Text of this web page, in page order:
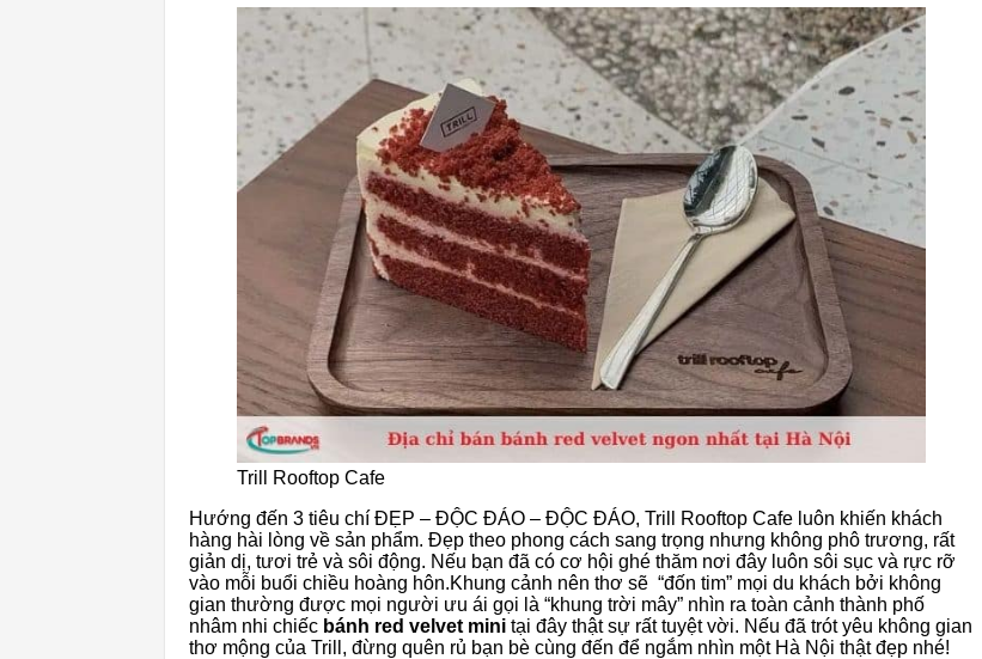
Trill Rooftop Cafe
Hướng đến 3 tiêu chí ĐẸP – ĐỘC ĐÁO – ĐỘC ĐÁO, Trill Rooftop Cafe luôn khiến khách
hàng hài lòng về sản phẩm. Đẹp theo phong cách sang trọng nhưng không phô trương, rất
giản dị, tươi trẻ và sôi động. Nếu bạn đã có cơ hội ghé thăm nơi đây luôn sôi sục và rực rỡ
vào mỗi buổi chiều hoàng hôn.Khung cảnh nên thơ sẽ “đốn tim” mọi du khách bởi không
gian thường được mọi người ưu ái gọi là “khung trời mây” nhìn ra toàn cảnh thành phố
nhâm nhi chiếc bánh red velvet mini tại đây thật sự rất tuyệt vời. Nếu đã trót yêu không gian
thơ mộng của Trill, đừng quên rủ bạn bè cùng đến để ngắm nhìn một Hà Nội thật đẹp nhé!